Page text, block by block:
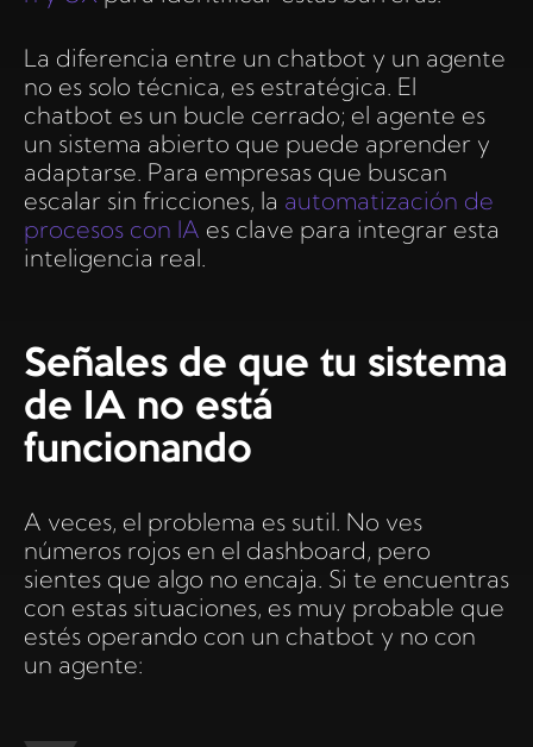
La diferencia entre un chatbot y un agente
no es solo técnica, es estratégica. El
chatbot es un bucle cerrado; el agente es
un sistema abierto que puede aprender y
adaptarse. Para empresas que buscan
escalar sin fricciones, la automatización de
procesos con IA es clave para integrar esta
inteligencia real.
Señales de que tu sistema
de IA no está
funcionando
A veces, el problema es sutil. No ves
números rojos en el dashboard, pero
sientes que algo no encaja. Si te encuentras
con estas situaciones, es muy probable que
estés operando con un chatbot y no con
un agente: